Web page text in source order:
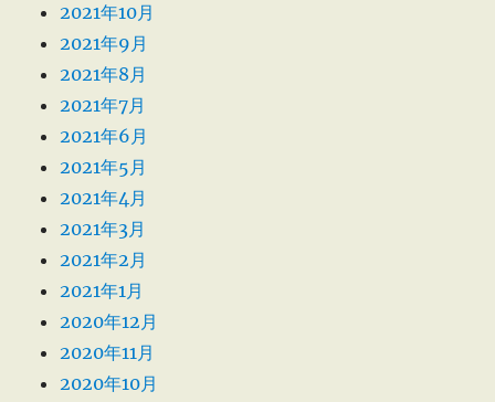
2021年10月
2021年9月
2021年8月
2021年7月
2021年6月
2021年5月
2021年4月
2021年3月
2021年2月
2021年1月
2020年12月
2020年11月
2020年10月